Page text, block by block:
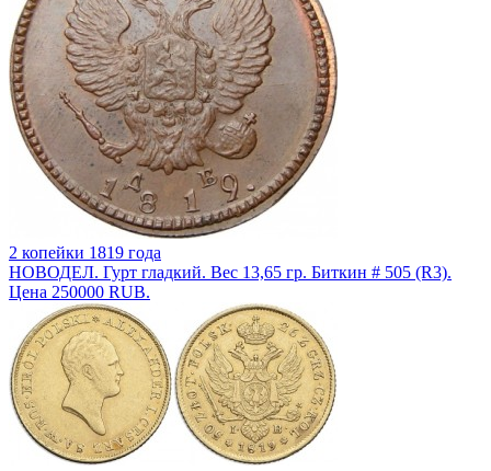
2 копейки 1819 года
НОВОДЕЛ. Гурт гладкий. Вес 13,65 гр. Биткин # 505 (R3).
Цена 250000 RUB.